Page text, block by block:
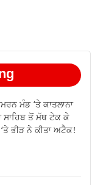
ਮੰਡ ‘ਤੇ ਕਾਤਲਾਨਾ
ਤੋਂ ਮੱਥ ਟੇਕ ਕੇ
ਭੀੜ ਨੇ ਕੀਤਾ ਅਟੈਕ!